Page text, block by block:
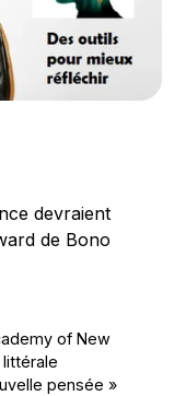
devraient
de Bono
of New
pensée »